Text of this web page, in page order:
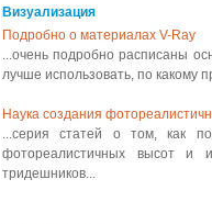
Визуализация
Подробно о материалах V-Ray
...очень подробно расписаны
лучше использовать, по какому
Наука создания
...серия статей о том, как
фотореалистичных высот и
тридешников...